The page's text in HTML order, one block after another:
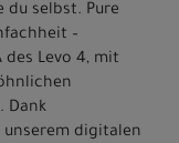
selbst. Pure
–
des Levo 4, mit
Dank
digitalen